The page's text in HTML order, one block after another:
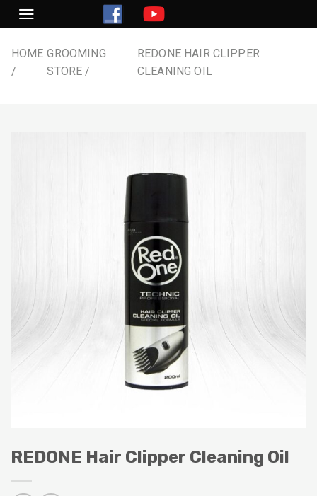
Skip
to
HOME GROOMING
STORE
REDONE HAIR CLIPPER
CLEANING OIL
REDONE Hair Clipper Cleaning Oil